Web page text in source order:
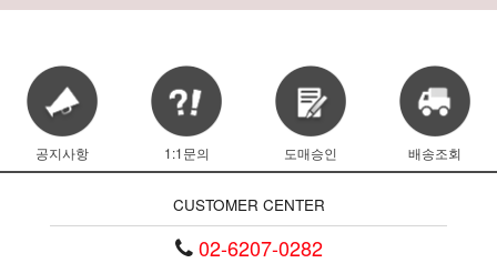
공지사항 1:1문의 도매승인 배송조회
CUSTOMER CENTER
02-6207-0282